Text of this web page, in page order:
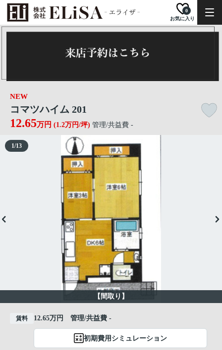
お気に入り
0
NEW
コマツハイム 201
12.65万円 (1.2万円/坪) 管理/共益費 -
【間取り】
1/13
賃料 12.65万円 管理/共益費 -
初期費用シミュレーション